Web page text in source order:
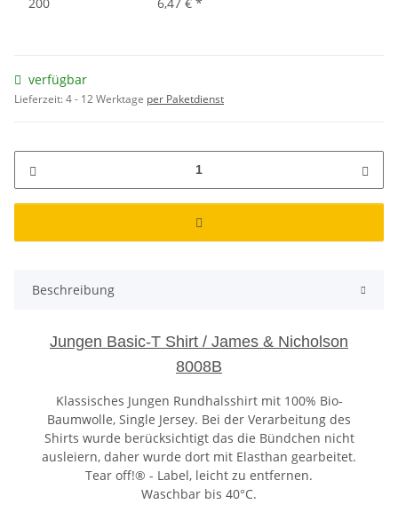
verfügbar
Lieferzeit:4 - 12 Werktage per Paketdienst
Beschreibung
Jungen Basic-T Shirt / James & Nicholson
8008B
Klassisches Jungen Rundhalsshirt mit 100% Bio-
Baumwolle, Single Jersey. Bei der Verarbeitung des
Shirts wurde berücksichtigt das die Bündchen nicht
ausleiern, daher wurde dort mit Elasthan gearbeitet.
Tear off!® - Label, leicht zu entfernen.
Waschbar bis 40°C.